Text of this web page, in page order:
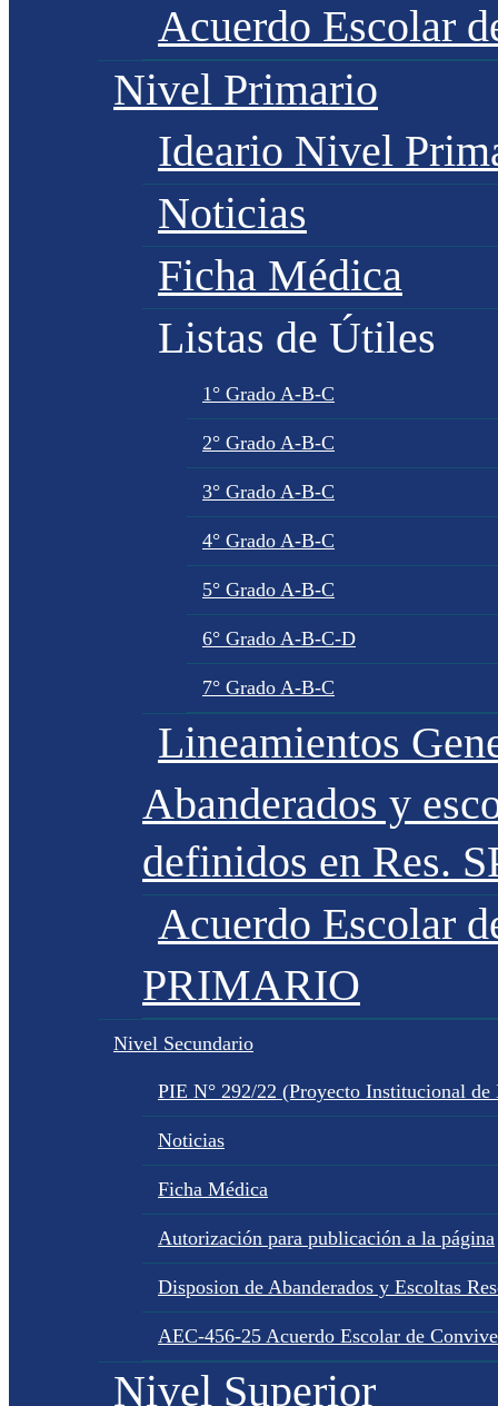
Acuerdo Escolar
Nivel Primario
Ideario Nivel
Noticias
Ficha Médica
Listas de Útiles
1° Grado A-B-C
2° Grado A-B-C
3° Grado A-B-C
4° Grado A-B-C
5° Grado A-B-C
6° Grado A-B-C-D
7° Grado A-B-C
Lineamientos
Abanderados y
definidos en Res.
Acuerdo Escolar
PRIMARIO
Nivel Secundario
PIE N° 292/22 (Proyecto Institucional de
Noticias
Ficha Médica
Autorización para publicación a la página
Disposion de Abanderados y Escoltas
AEC-456-25 Acuerdo Escolar de
Nivel Superior